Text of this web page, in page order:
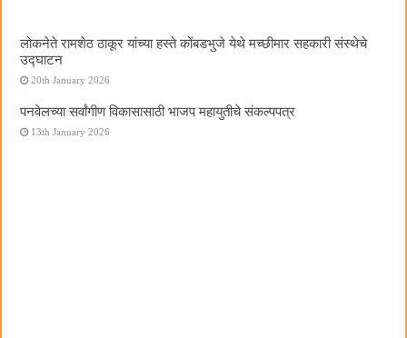
लोकनेते रामशेठ ठाकूर यांच्या हस्ते कोंबडभुजे येथे मच्छीमार सहकारी संस्थेचे
उद्घाटन
20th January 2026
पनवेलच्या सर्वांगीण विकासासाठी भाजप महायुतीचे संकल्पपत्र
13th January 2026